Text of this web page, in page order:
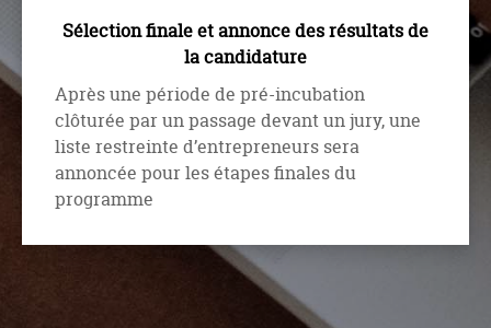
Sélection finale et annonce des résultats de
la candidature
Après une période de pré-incubation
clôturée par un passage devant un jury, une
liste restreinte d’entrepreneurs sera
annoncée pour les étapes finales du
programme